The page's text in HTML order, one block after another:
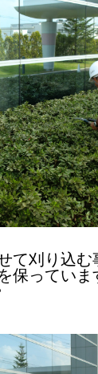
て刈り込む
保っていま